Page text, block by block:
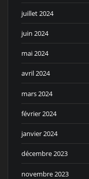
juillet 2024
juin 2024
mai 2024
avril 2024
mars 2024
février 2024
janvier 2024
décembre 2023
novembre 2023